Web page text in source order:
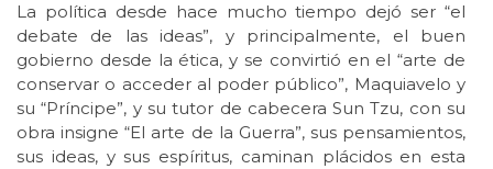
La política desde hace mucho tiempo dejó ser “el
debate de las ideas”, y principalmente, el buen
gobierno desde la ética, y se convirtió en el “arte de
conservar o acceder al poder público”, Maquiavelo y
su “Príncipe”, y su tutor de cabecera Sun Tzu, con su
obra insigne “El arte de la Guerra”, sus pensamientos,
sus ideas, y sus espíritus, caminan plácidos en esta